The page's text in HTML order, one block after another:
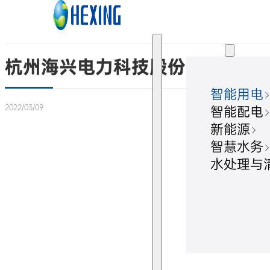
跳转到主要内容 跳转到页脚
智能用电
智能配电
新能源
智慧水务
水处理与
杭州海兴电力科技股份有限公司
2022/03/09